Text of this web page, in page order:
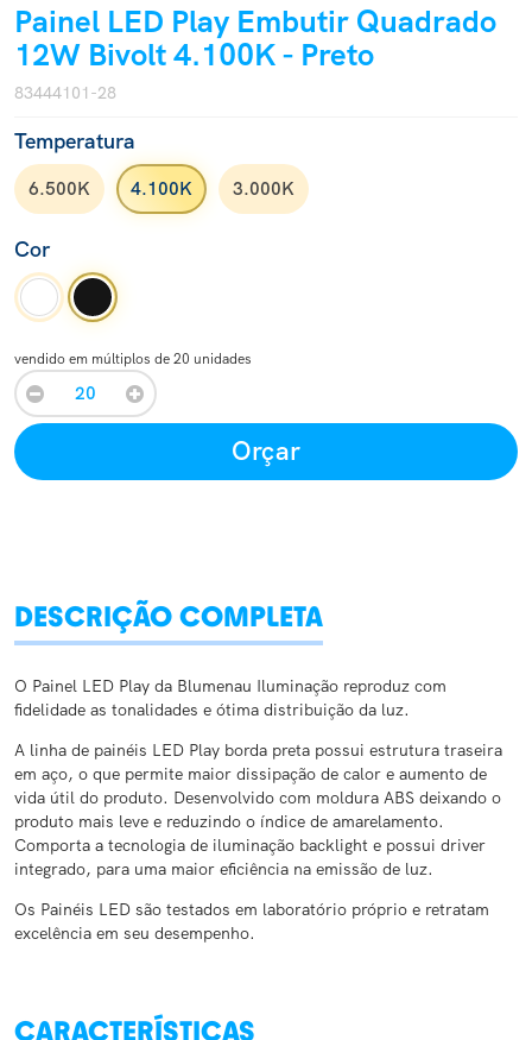
Painel LED Play Embutir Quadrado
12W Bivolt 4.100K - Preto
83444101-28
Temperatura
6.500K 4.100K 3.000K
Cor
vendido em múltiplos de 20 unidades
Orçar
DESCRIÇÃO COMPLETA
O Painel LED Play da Blumenau Iluminação reproduz com
fidelidade as tonalidades e ótima distribuição da luz.
A linha de painéis LED Play borda preta possui estrutura traseira
em aço, o que permite maior dissipação de calor e aumento de
vida útil do produto. Desenvolvido com moldura ABS deixando o
produto mais leve e reduzindo o índice de amarelamento.
Comporta a tecnologia de iluminação backlight e possui driver
integrado, para uma maior eficiência na emissão de luz.
Os Painéis LED são testados em laboratório próprio e retratam
excelência em seu desempenho.
CARACTERÍSTICAS